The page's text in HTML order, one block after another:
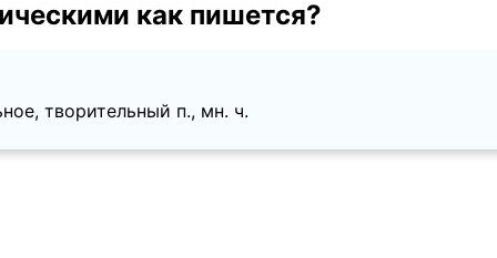
как пишется?
творительный п., мн. ч.